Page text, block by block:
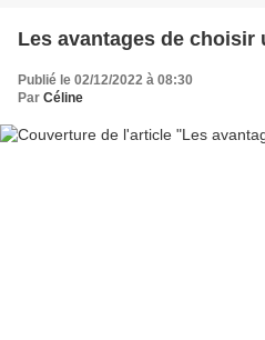
Les avantages de choisir
Publié le 02/12/2022 à 08:30
Par Céline